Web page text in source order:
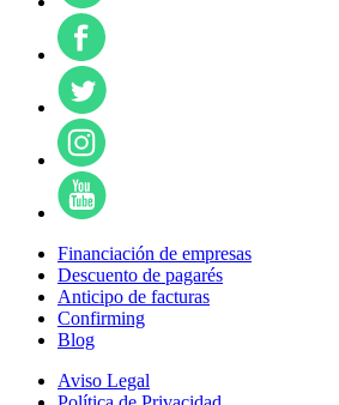
Financiación de empresas
Descuento de pagarés
Anticipo de facturas
Confirming
Blog
Aviso Legal